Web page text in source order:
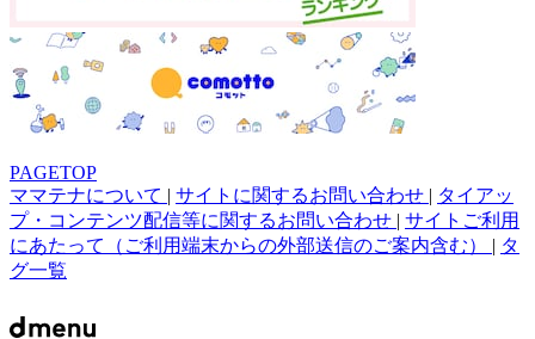
PAGETOP
ママテナについて | サイトに関するお問い合わせ | タイアッ
プ・コンテンツ配信等に関するお問い合わせ | サイトご利用
にあたって（ご利用端末からの外部送信のご案内含む） | タ
グ一覧